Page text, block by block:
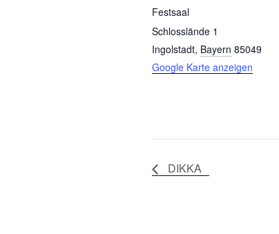
Festsaal
Schlosslände 1
Ingolstadt, Bayern 85049
Google Karte anzeigen
DIKKA